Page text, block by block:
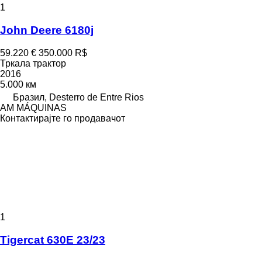
1
John Deere 6180j
59.220 € 350.000 R$
Тркала трактор
2016
5.000 км
Бразил, Desterro de Entre Rios
AM MÁQUINAS
Контактирајте го продавачот
1
Tigercat 630E 23/23